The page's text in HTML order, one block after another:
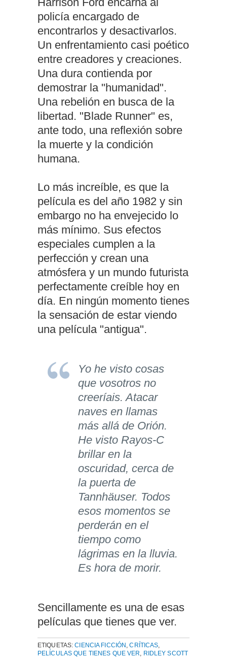
policía encargado de
encontrarlos y desactivarlos.
Un enfrentamiento casi poético
entre creadores y creaciones.
Una dura contienda por
demostrar la "humanidad".
Una rebelión en busca de la
libertad. "Blade Runner" es,
ante todo, una reflexión sobre
la muerte y la condición
humana.
Lo más increíble, es que la
película es del año 1982 y sin
embargo no ha envejecido lo
más mínimo. Sus efectos
especiales cumplen a la
perfección y crean una
atmósfera y un mundo futurista
perfectamente creíble hoy en
día. En ningún momento tienes
la sensación de estar viendo
una película "antigua".
Yo he visto cosas
que vosotros no
creeríais. Atacar
naves en llamas
más allá de Orión.
He visto Rayos-C
brillar en la
oscuridad, cerca de
la puerta de
Tannhäuser. Todos
esos momentos se
perderán en el
tiempo como
lágrimas en la lluvia.
Es hora de morir.
Sencillamente es una de esas
películas que tienes que ver.
ETIQUETAS:CIENCIA FICCIÓN,CRÍTICAS,
PELÍCULAS QUE TIENES QUE VER, RIDLEY SCOTT